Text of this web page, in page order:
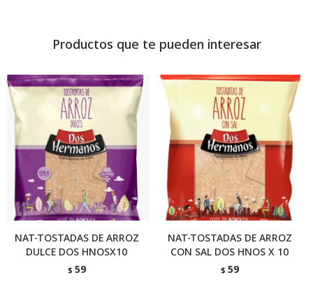
Productos que te pueden interesar
NAT-TOSTADAS DE ARROZ
DULCE DOS HNOSX10
$ 59
NAT-TOSTADAS DE ARROZ
CON SAL DOS HNOS X 10
$ 59